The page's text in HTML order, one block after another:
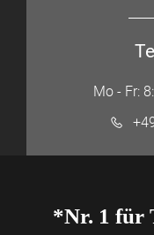
Mo - Fr:
*Nr. 1 für